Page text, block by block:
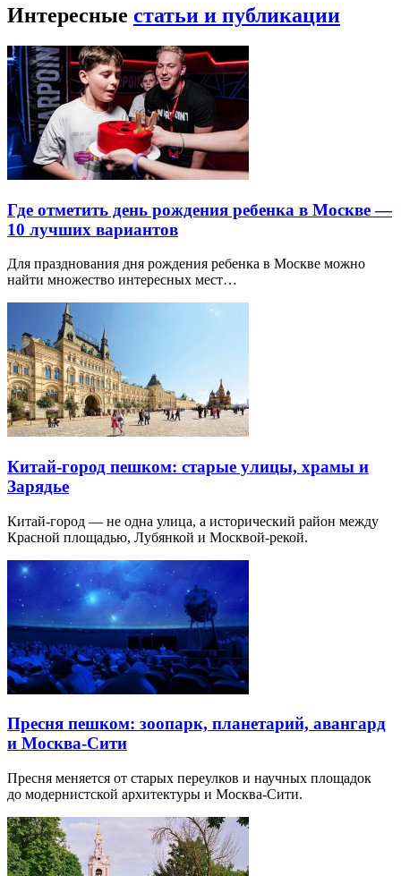
Интересные статьи и публикации
Где отметить день рождения ребенка в Москве —
10 лучших вариантов
Для празднования дня рождения ребенка в Москве можно
найти множество интересных мест…
Китай-город пешком: старые улицы, храмы и
Зарядье
Китай-город — не одна улица, а исторический район между
Красной площадью, Лубянкой и Москвой-рекой.
Пресня пешком: зоопарк, планетарий, авангард
и Москва-Сити
Пресня меняется от старых переулков и научных площадок
до модернистской архитектуры и Москва-Сити.